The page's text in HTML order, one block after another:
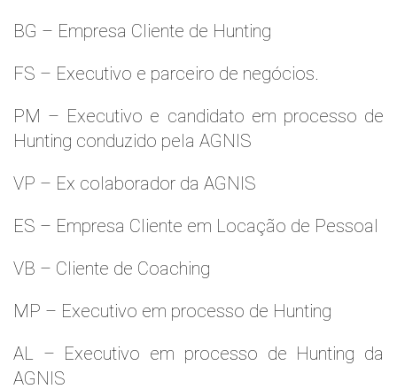
BG – Empresa Cliente de Hunting
FS – Executivo e parceiro de negócios.
PM – Executivo e candidato em processo de
Hunting conduzido pela AGNIS
VP – Ex colaborador da AGNIS
ES – Empresa Cliente em Locação de Pessoal
VB – Cliente de Coaching
MP – Executivo em processo de Hunting
AL – Executivo em processo de Hunting da
AGNIS